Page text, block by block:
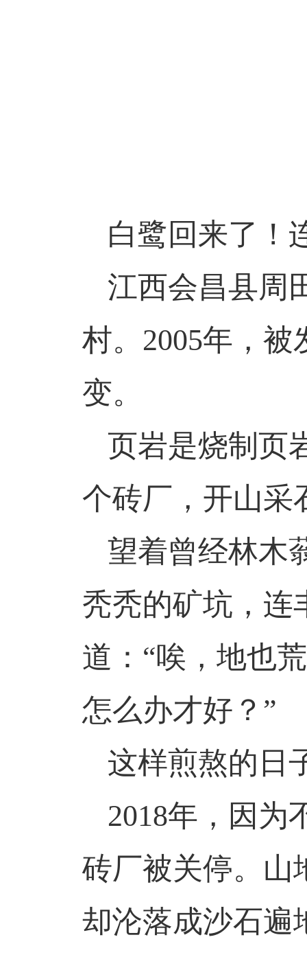
白鹭回来了！
江西会昌县周
村。 2005年，
变。
页岩是烧制页
个砖厂，开山采
望着曾经林木
秃秃的矿坑，连
道： “唉，地也
怎么办才好？”
这样煎熬的日
2018年，因为
砖厂被关停。山
却沦落成沙石遍